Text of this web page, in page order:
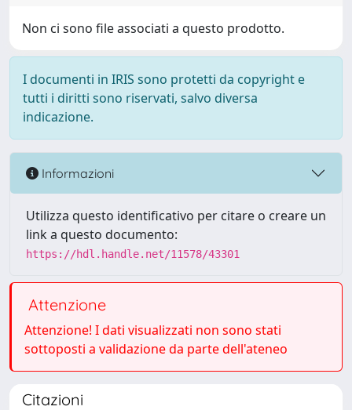
Non ci sono file associati a questo prodotto.
I documenti in IRIS sono protetti da copyright e
tutti i diritti sono riservati, salvo diversa
indicazione.
Informazioni
Utilizza questo identificativo per citare o creare un
link a questo documento:
https://hdl.handle.net/11578/43301
Attenzione
Attenzione! I dati visualizzati non sono stati
sottoposti a validazione da parte dell'ateneo
Citazioni